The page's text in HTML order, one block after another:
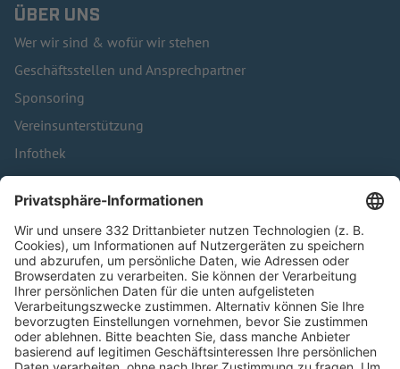
ÜBER UNS
Wer wir sind & wofür wir stehen
Geschäftsstellen und Ansprechpartner
Sponsoring
Vereinsunterstützung
Infothek
Kontakt
HÄUFIG BESUCHTE SEITEN
Pässe und Vereinswechsel
Trainerausbildung
Schulungsangebot Vereinsmitarbeiter
BFV-Geschäftsstellen